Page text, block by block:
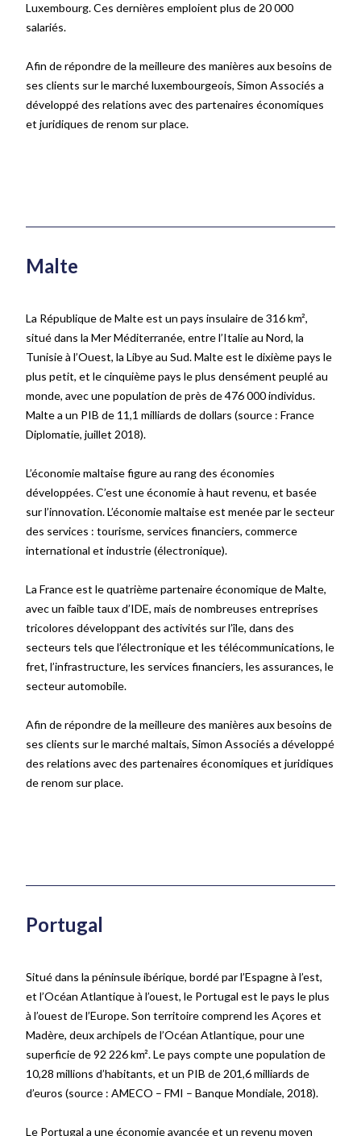
Luxembourg. Ces dernières emploient plus de 20 000
salariés.
Afin de répondre de la meilleure des manières aux besoins de
ses clients sur le marché luxembourgeois, Simon Associés a
développé des relations avec des partenaires économiques
et juridiques de renom sur place.
Malte
La République de Malte est un pays insulaire de 316 km²,
situé dans la Mer Méditerranée, entre l’Italie au Nord, la
Tunisie à l’Ouest, la Libye au Sud. Malte est le dixième pays le
plus petit, et le cinquième pays le plus densément peuplé au
monde, avec une population de près de 476 000 individus.
Maltea un PIB de 11,1 milliards de dollars(source : France
Diplomatie, juillet 2018).
L’économie maltaise figure au rang des économies
développées. C’est une économie à haut revenu, et basée
sur l’innovation. L’économie maltaise est menée par le secteur
des services : tourisme, services financiers, commerce
international et industrie (électronique).
La France est le quatrième partenaire économique de Malte,
avec un faible taux d’IDE, mais de nombreuses entreprises
tricolores développant des activités sur l’île, dans des
secteurs tels que l’électronique et les télécommunications, le
fret, l’infrastructure, les services financiers, les assurances, le
secteur automobile.
Afin de répondre de la meilleure des manières aux besoins de
ses clients sur le marché maltais, Simon Associés a développé
des relations avec des partenaires économiques et juridiques
de renom sur place.
Portugal
Situé dans la péninsule ibérique, bordé par l’Espagne à l’est,
et l’Océan Atlantique à l’ouest, le Portugal est le pays le plus
à l’ouest de l’Europe. Son territoire comprend les Açores et
Madère, deux archipels de l’Océan Atlantique, pour une
superficie de 92 226 km². Le pays compte une population de
10,28 millions d’habitants, et un PIB de 201,6 milliards de
d’euros(source : AMECO – FMI – Banque Mondiale, 2018).
Le Portugal a une économie avancée et un revenu moyen